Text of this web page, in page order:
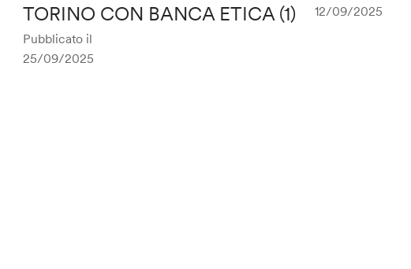
TORINO CON BANCA ETICA (1)
Pubblicato il
25/09/2025
12/09/2025